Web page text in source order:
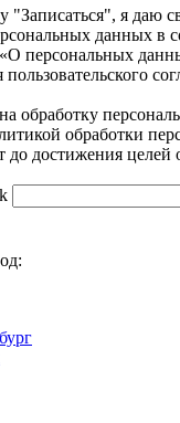
я даю
данных в
персональных
обработку
обработки
до достижения целей